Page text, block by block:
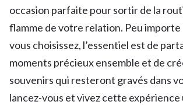
occasion parfaite pour sortir de la
flamme de votre relation. Peu importe
vous choisissez, l’essentiel est de
moments précieux ensemble et de
souvenirs qui resteront gravés dans
lancez-vous et vivez cette expérience